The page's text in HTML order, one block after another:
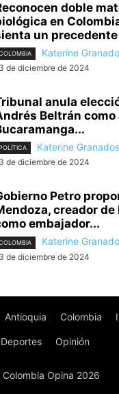
doble
en
un
Katerine
de diciembre de 2024
anula
Beltrán como
POLÍTICA Katerine Granados
de diciembre de 2024
Petro
creador
embajador...
Katerine
de diciembre de 2024
Antioquia Colombia
Deportes Opinión
Opina 2026